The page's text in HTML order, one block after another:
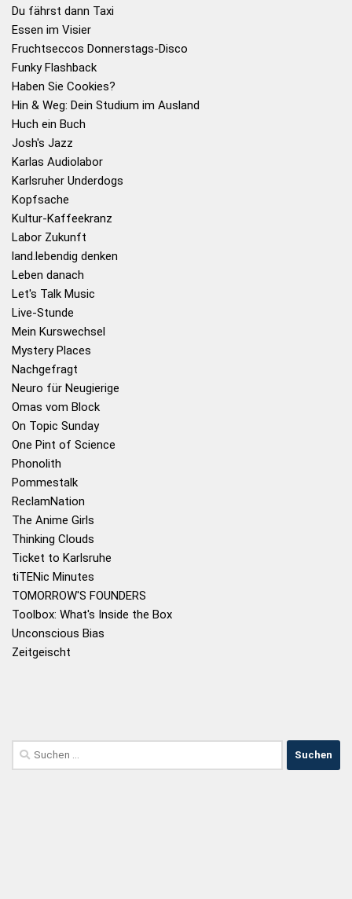
Du fährst dann Taxi
Essen im Visier
Fruchtseccos Donnerstags-Disco
Funky Flashback
Haben Sie Cookies?
Hin & Weg: Dein Studium im Ausland
Huch ein Buch
Josh's Jazz
Karlas Audiolabor
Karlsruher Underdogs
Kopfsache
Kultur-Kaffeekranz
Labor Zukunft
land.lebendig denken
Leben danach
Let's Talk Music
Live-Stunde
Mein Kurswechsel
Mystery Places
Nachgefragt
Neuro für Neugierige
Omas vom Block
On Topic Sunday
One Pint of Science
Phonolith
Pommestalk
ReclamNation
The Anime Girls
Thinking Clouds
Ticket to Karlsruhe
tiTENic Minutes
TOMORROW'S FOUNDERS
Toolbox: What's Inside the Box
Unconscious Bias
Zeitgeischt